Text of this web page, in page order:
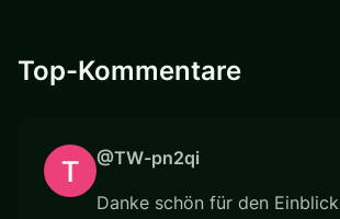
Top-Kommentare
@TW-pn2qi
Danke schön für den Einblick